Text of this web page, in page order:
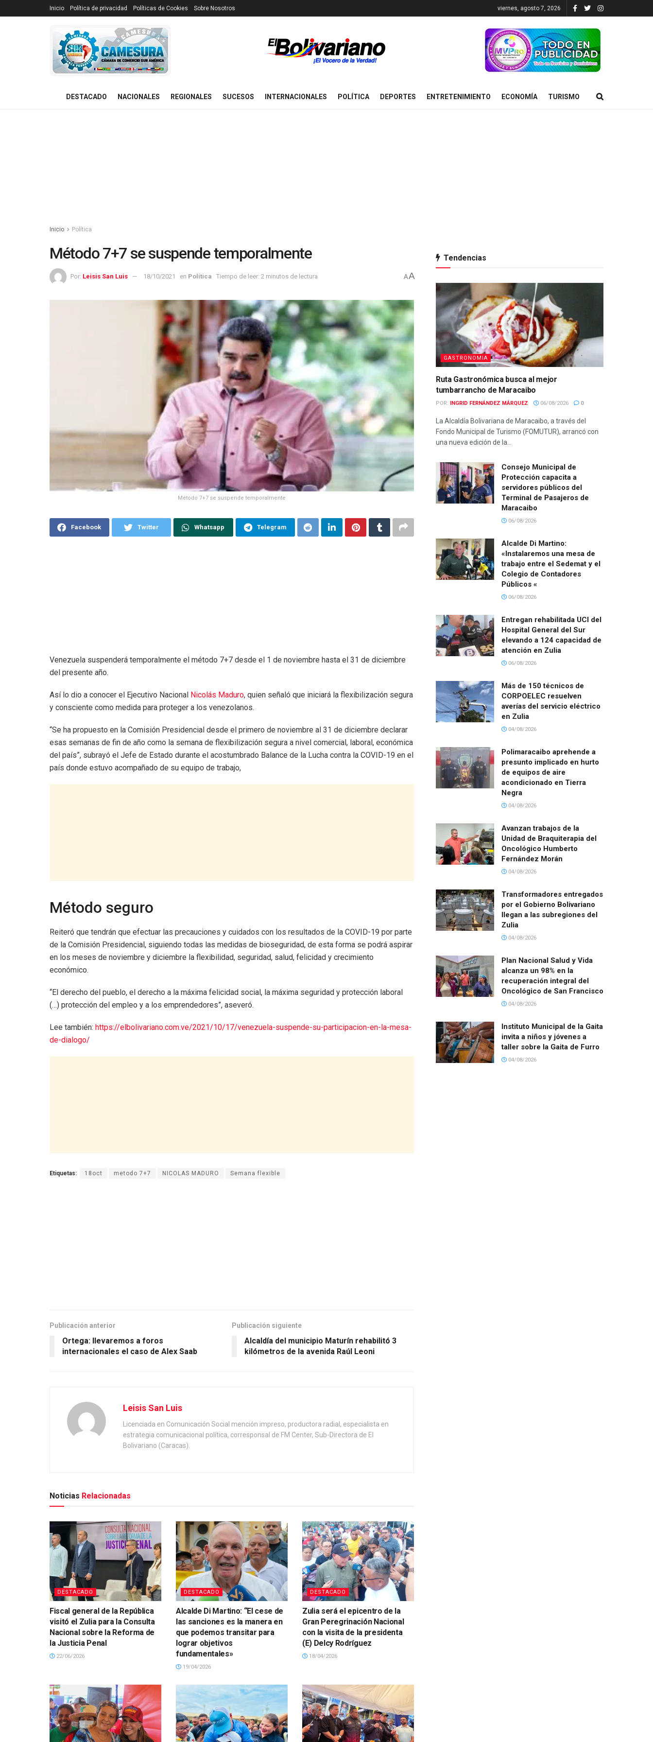
Inicio Política de privacidad Políticas de Cookies Sobre Nosotros viernes, agosto 7, 2026
DESTACADO NACIONALES REGIONALES SUCESOS INTERNACIONALES POLÍTICA DEPORTES ENTRETENIMIENTO ECONOMÍA TURISMO
Inicio Política
Método 7+7 se suspende temporalmente
Por: Leisis San Luis 18/10/2021 en Política Tiempo de leer: 2 minutos de lectura AA
Método 7+7 se suspende temporalmente
Facebook Twitter Whatsapp Telegram
Venezuela suspenderá temporalmente el método 7+7 desde el 1 de noviembre hasta el 31 de diciembre
del presente año.
Así lo dio a conocer el Ejecutivo Nacional Nicolás Maduro, quien señaló que iniciará la flexibilización segura
y consciente como medida para proteger a los venezolanos.
“Se ha propuesto en la Comisión Presidencial desde el primero de noviembre al 31 de diciembre declarar
esas semanas de fin de año como la semana de flexibilización segura a nivel comercial, laboral, económica
del país”, subrayó el Jefe de Estado durante el acostumbrado Balance de la Lucha contra la COVID-19 en el
país donde estuvo acompañado de su equipo de trabajo,
Método seguro
Reiteró que tendrán que efectuar las precauciones y cuidados con los resultados de la COVID-19 por parte
de la Comisión Presidencial, siguiendo todas las medidas de bioseguridad, de esta forma se podrá aspirar
en los meses de noviembre y diciembre la flexibilidad, seguridad, salud, felicidad y crecimiento
económico.
“El derecho del pueblo, el derecho a la máxima felicidad social, la máxima seguridad y protección laboral
(…) protección del empleo y a los emprendedores”, aseveró.
Lee también: https://elbolivariano.com.ve/2021/10/17/venezuela-suspende-su-participacion-en-la-mesa-
de-dialogo/
Etiquetas: 18oct metodo 7+7 NICOLAS MADURO Semana flexible
Publicación anterior
Ortega: llevaremos a foros
internacionales el caso de Alex Saab
Publicación siguiente
Alcaldía del municipio Maturín rehabilitó 3
kilómetros de la avenida Raúl Leoni
Leisis San Luis
Licenciada en Comunicación Social mención impreso, productora radial, especialista en
estrategia comunicacional política, corresponsal de FM Center, Sub-Directora de El
Bolivariano (Caracas).
Noticias Relacionadas
DESTACADO
Fiscal general de la República
visitó el Zulia para la Consulta
Nacional sobre la Reforma de
la Justicia Penal
22/06/2026
DESTACADO
Alcalde Di Martino: “El cese de
las sanciones es la manera en
que podemos transitar para
lograr objetivos
fundamentales»
19/04/2026
DESTACADO
Zulia será el epicentro de la
Gran Peregrinación Nacional
con la visita de la presidenta
(E) Delcy Rodríguez
18/04/2026
Tendencias
GASTRONOMIA
Ruta Gastronómica busca al mejor
tumbarrancho de Maracaibo
POR: INGRID FERNÁNDEZ MÁRQUEZ 06/08/2026 0
La Alcaldía Bolivariana de Maracaibo, a través del
Fondo Municipal de Turismo (FOMUTUR), arrancó con
una nueva edición de la...
Consejo Municipal de
Protección capacita a
servidores públicos del
Terminal de Pasajeros de
Maracaibo
06/08/2026
Alcalde Di Martino:
«Instalaremos una mesa de
trabajo entre el Sedemat y el
Colegio de Contadores
Públicos «
06/08/2026
Entregan rehabilitada UCI del
Hospital General del Sur
elevando a 124 capacidad de
atención en Zulia
06/08/2026
Más de 150 técnicos de
CORPOELEC resuelven
averías del servicio eléctrico
en Zulia
04/08/2026
Polimaracaibo aprehende a
presunto implicado en hurto
de equipos de aire
acondicionado en Tierra
Negra
04/08/2026
Avanzan trabajos de la
Unidad de Braquiterapia del
Oncológico Humberto
Fernández Morán
04/08/2026
Transformadores entregados
por el Gobierno Bolivariano
llegan a las subregiones del
Zulia
04/08/2026
Plan Nacional Salud y Vida
alcanza un 98% en la
recuperación integral del
Oncológico de San Francisco
04/08/2026
Instituto Municipal de la Gaita
invita a niños y jóvenes a
taller sobre la Gaita de Furro
04/08/2026